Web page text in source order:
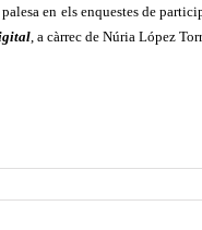
en els enquestes de
, a càrrec de Núria López